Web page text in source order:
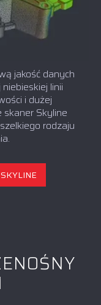
jakość danych
linii
i dużej
skaner Skyline
rodzaju